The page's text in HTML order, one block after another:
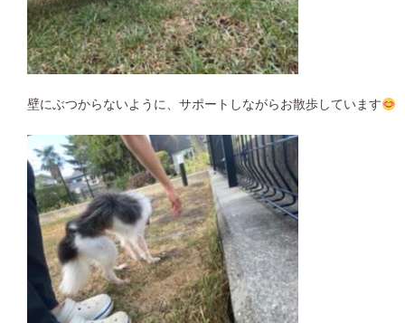
壁にぶつからないように、サポートしながらお散歩しています